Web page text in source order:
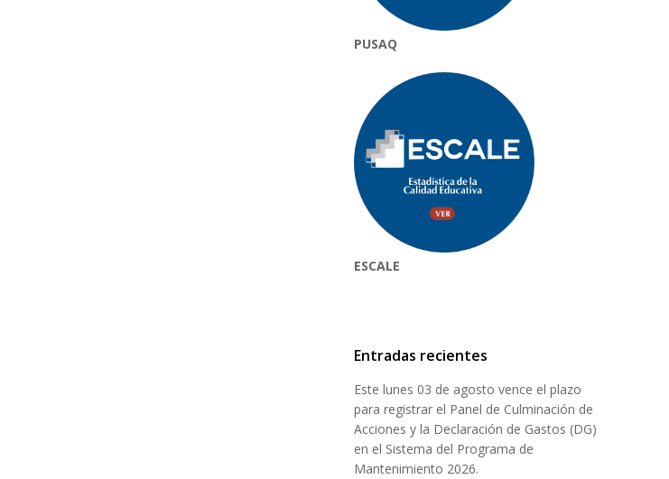
PUSAQ
ESCALE
Entradas recientes
Este lunes 03 de agosto vence el plazo
para registrar el Panel de Culminación de
Acciones y la Declaración de Gastos (DG)
en el Sistema del Programa de
Mantenimiento 2026.